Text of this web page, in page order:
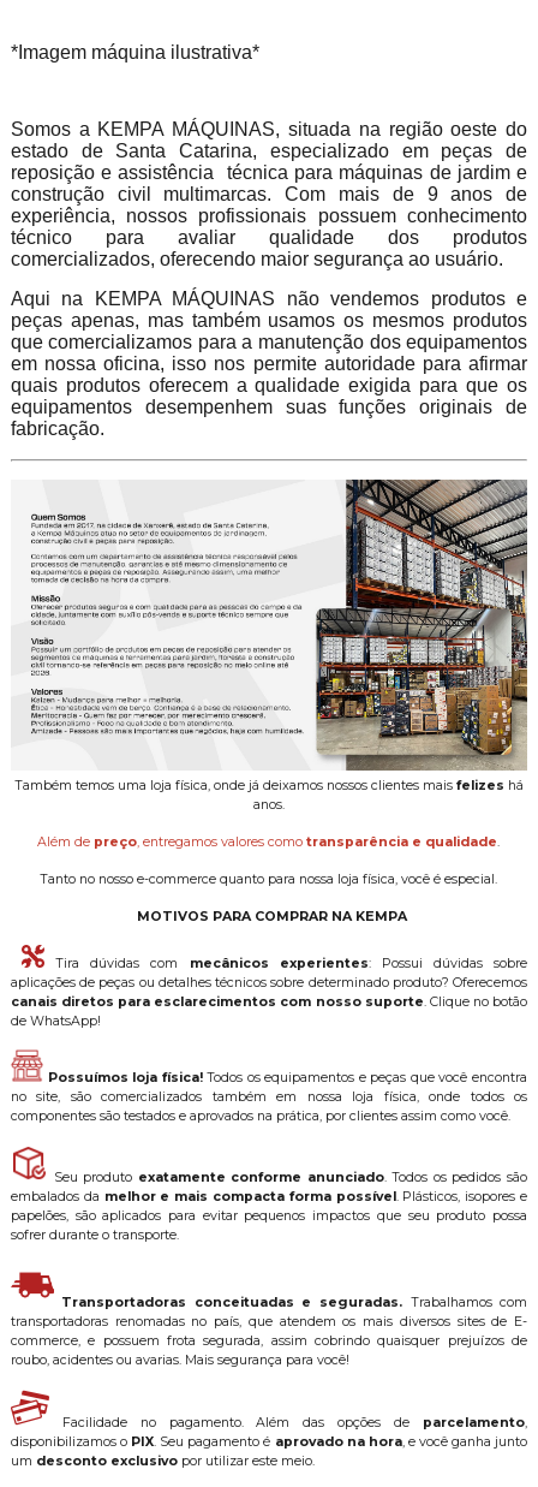
*Imagem máquina ilustrativa*
Somos a KEMPA MÁQUINAS, situada na região oeste do
estado de Santa Catarina, especializado em peças de
reposição e assistência técnica para máquinas de jardim e
construção civil multimarcas. Com mais de 9 anos de
experiência, nossos profissionais possuem conhecimento
técnico para avaliar qualidade dos produtos
comercializados, oferecendo maior segurança ao usuário.
Aqui na KEMPA MÁQUINAS não vendemos produtos e
peças apenas, mas também usamos os mesmos produtos
que comercializamos para a manutenção dos equipamentos
em nossa oficina, isso nos permite autoridade para afirmar
quais produtos oferecem a qualidade exigida para que os
equipamentos desempenhem suas funções originais de
fabricação.
Também temos uma loja física, onde já deixamos nossos clientes mais felizes há
anos.
Além de preço, entregamos valores comotransparência e qualidade.
Tanto no nosso e-commerce quanto para nossa loja física, você é especial.
MOTIVOS PARA COMPRAR NA KEMPA
Tira dúvidas com mecânicos experientes: Possui dúvidas sobre
aplicações de peças ou detalhes técnicos sobre determinado produto? Oferecemos
canais diretos para esclarecimentos com nosso suporte. Clique no botão
de WhatsApp!
Possuímos loja física!Todos os equipamentos e peças que você encontra
no site, são comercializados também em nossa loja física, onde todos os
componentes são testados e aprovados na prática, por clientes assim como você.
Seu produto exatamente conforme anunciado. Todos os pedidos são
embalados da melhor e mais compacta forma possível. Plásticos, isopores e
papelões, são aplicados para evitar pequenos impactos que seu produto possa
sofrer durante o transporte.
Transportadoras conceituadas e seguradas. Trabalhamos com
transportadoras renomadas no país, que atendem os mais diversos sites de E-
commerce, e possuem frota segurada, assim cobrindo quaisquer prejuízos de
roubo, acidentes ou avarias. Mais segurança para você!
Facilidade no pagamento. Além das opções de parcelamento,
disponibilizamos o PIX. Seu pagamento é aprovado na hora, e você ganha junto
um desconto exclusivopor utilizar este meio.